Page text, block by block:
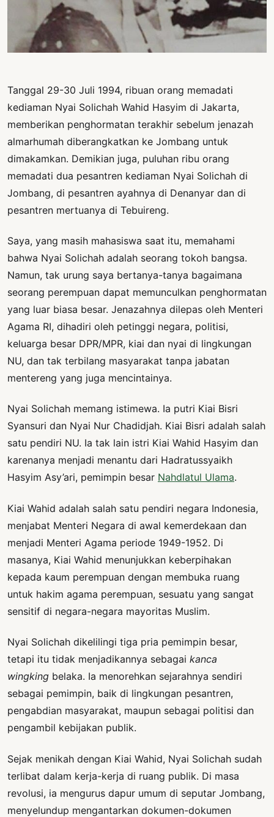
Tanggal 29-30 Juli 1994, ribuan orang memadati
kediaman Nyai Solichah Wahid Hasyim di Jakarta,
memberikan penghormatan terakhir sebelum jenazah
almarhumah diberangkatkan ke Jombang untuk
dimakamkan. Demikian juga, puluhan ribu orang
memadati dua pesantren kediaman Nyai Solichah di
Jombang, di pesantren ayahnya di Denanyar dan di
pesantren mertuanya di Tebuireng.
Saya, yang masih mahasiswa saat itu, memahami
bahwa Nyai Solichah adalah seorang tokoh bangsa.
Namun, tak urung saya bertanya-tanya bagaimana
seorang perempuan dapat memunculkan penghormatan
yang luar biasa besar. Jenazahnya dilepas oleh Menteri
Agama RI, dihadiri oleh petinggi negara, politisi,
keluarga besar DPR/MPR, kiai dan nyai di lingkungan
NU, dan tak terbilang masyarakat tanpa jabatan
mentereng yang juga mencintainya.
Nyai Solichah memang istimewa. Ia putri Kiai Bisri
Syansuri dan Nyai Nur Chadidjah. Kiai Bisri adalah salah
satu pendiri NU. Ia tak lain istri Kiai Wahid Hasyim dan
karenanya menjadi menantu dari Hadratussyaikh
Hasyim Asy’ari, pemimpin besar Nahdlatul Ulama.
Kiai Wahid adalah salah satu pendiri negara Indonesia,
menjabat Menteri Negara di awal kemerdekaan dan
menjadi Menteri Agama periode 1949-1952. Di
masanya, Kiai Wahid menunjukkan keberpihakan
kepada kaum perempuan dengan membuka ruang
untuk hakim agama perempuan, sesuatu yang sangat
sensitif di negara-negara mayoritas Muslim.
Nyai Solichah dikelilingi tiga pria pemimpin besar,
tetapi itu tidak menjadikannya sebagai kanca
wingking belaka. Ia menorehkan sejarahnya sendiri
sebagai pemimpin, baik di lingkungan pesantren,
pengabdian masyarakat, maupun sebagai politisi dan
pengambil kebijakan publik.
Sejak menikah dengan Kiai Wahid, Nyai Solichah sudah
terlibat dalam kerja-kerja di ruang publik. Di masa
revolusi, ia mengurus dapur umum di seputar Jombang,
menyelundup mengantarkan dokumen-dokumen